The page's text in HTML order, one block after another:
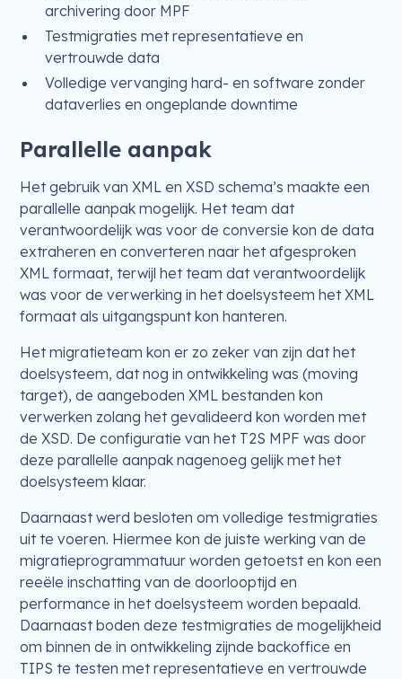
archivering door MPF
Testmigraties met representatieve en
vertrouwde data
Volledige vervanging hard- en software zonder
dataverlies en ongeplande downtime
Parallelle aanpak
Het gebruik van XML en XSD schema’s maakte een
parallelle aanpak mogelijk. Het team dat
verantwoordelijk was voor de conversie kon de data
extraheren en converteren naar het afgesproken
XML formaat, terwijl het team dat verantwoordelijk
was voor de verwerking in het doelsysteem het XML
formaat als uitgangspunt kon hanteren.
Het migratieteam kon er zo zeker van zijn dat het
doelsysteem, dat nog in ontwikkeling was (moving
target), de aangeboden XML bestanden kon
verwerken zolang het gevalideerd kon worden met
de XSD. De configuratie van het T2S MPF was door
deze parallelle aanpak nagenoeg gelijk met het
doelsysteem klaar.
Daarnaast werd besloten om volledige testmigraties
uit te voeren. Hiermee kon de juiste werking van de
migratieprogrammatuur worden getoetst en kon een
reeële inschatting van de doorlooptijd en
performance in het doelsysteem worden bepaald.
Daarnaast boden deze testmigraties de mogelijkheid
om binnen de in ontwikkeling zijnde backoffice en
TIPS te testen met representatieve en vertrouwde